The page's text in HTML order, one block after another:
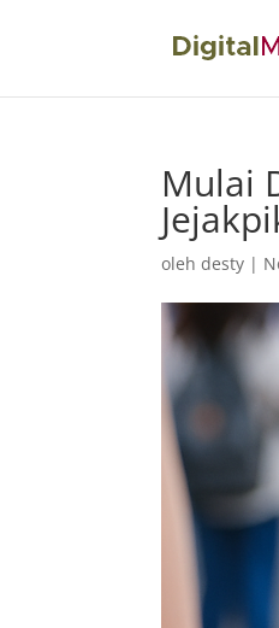
Mulai
olehdesty |